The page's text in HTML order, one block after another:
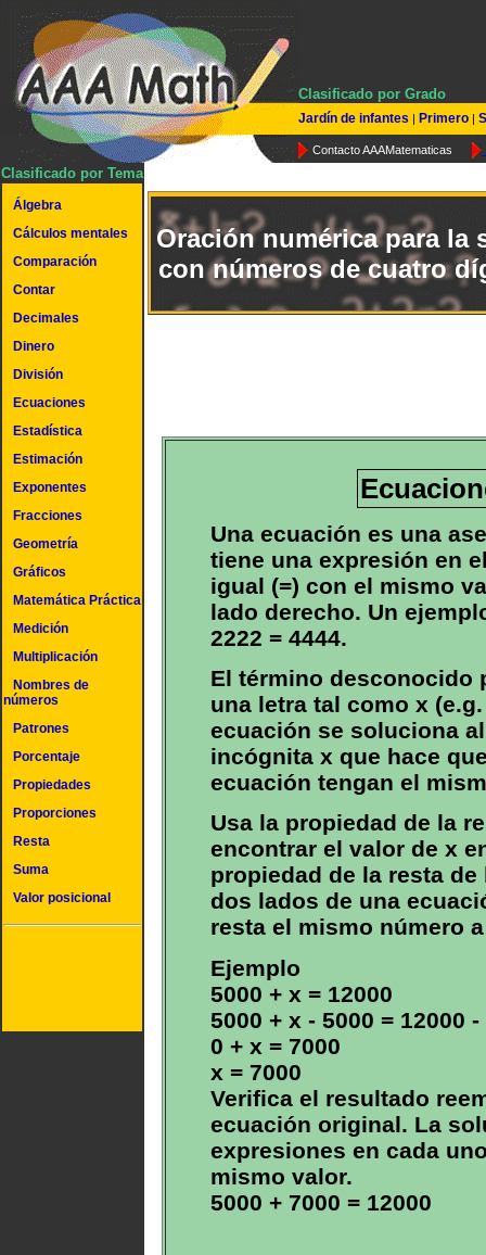
Clasificado por Grado
Jardín de infantes | Primero |
Contacto AAAMatematicas
Clasificado por Tema
Álgebra
Cálculos mentales
Comparación
Contar
Decimales
Dinero
División
Ecuaciones
Estadística
Estimación
Exponentes
Fracciones
Geometría
Gráficos
Matemática Práctica
Medición
Multiplicación
Nombres de
números
Patrones
Porcentaje
Propiedades
Proporciones
Resta
Suma
Valor posicional
Oración numérica para la
con números de cuatro
Una ecuación es una
tiene una expresión en
igual (=) con el mismo
lado derecho. Un
2222 = 4444.
El término desconocido
una letra tal como x
ecuación se soluciona
incógnita x que hace
ecuación tengan el
Usa la propiedad de la
encontrar el valor de x
propiedad de la resta
dos lados de una
resta el mismo número
Ejemplo
5000 + x = 12000
5000 + x - 5000 = 12000 -
0 + x = 7000
x = 7000
Verifica el resultado
ecuación original. La
expresiones en cada
mismo valor.
5000 + 7000 = 12000